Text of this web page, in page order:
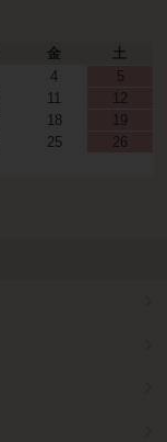
金
土
4
5
11
12
18
19
25
26